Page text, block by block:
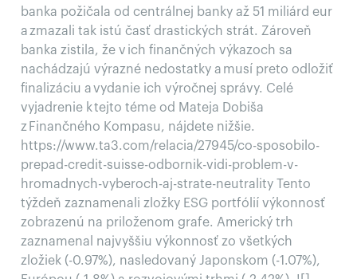
banka požičala od centrálnej banky až 51 miliárd eur
a zmazali tak istú časť drastických strát. Zároveň
banka zistila, že v ich finančných výkazoch sa
nachádzajú výrazné nedostatky a musí preto odložiť
finalizáciu a vydanie ich výročnej správy. Celé
vyjadrenie k tejto téme od Mateja Dobiša
z Finančného Kompasu, nájdete nižšie.
https://www.ta3.com/relacia/27945/co-sposobilo-
prepad-credit-suisse-odbornik-vidi-problem-v-
hromadnych-vyberoch-aj-strate-neutrality Tento
týždeň zaznamenali zložky ESG portfólií výkonnosť
zobrazenú na priloženom grafe. Americký trh
zaznamenal najvyššiu výkonnosť zo všetkých
zložiek (-0.97%), nasledovaný Japonskom (-1.07%),